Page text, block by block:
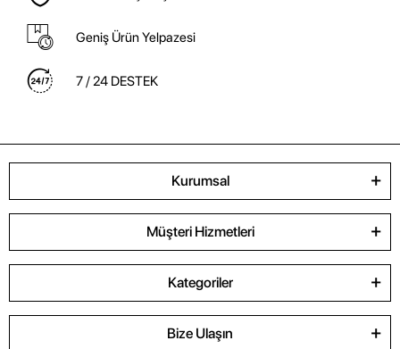
Geniş Ürün Yelpazesi
7 / 24 DESTEK
Kurumsal
Müşteri Hizmetleri
Kategoriler
Bize Ulaşın